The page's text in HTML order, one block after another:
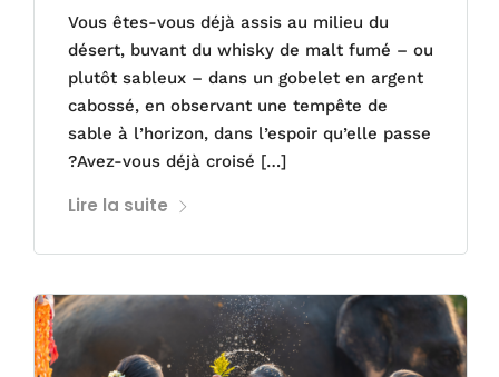
Vous êtes-vous déjà assis au milieu du
désert, buvant du whisky de malt fumé – ou
plutôt sableux – dans un gobelet en argent
cabossé, en observant une tempête de
sable à l’horizon, dans l’espoir qu’elle passe
?Avez-vous déjà croisé […]
Lire la suite